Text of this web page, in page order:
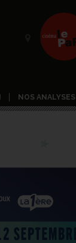
NOS ANALYSES